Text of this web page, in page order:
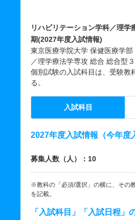
リハビリテーション学科／理学
期(2027年度入試情報)
東京医療学院大学 保健医療学
／理学療法学専攻 総合 総合型
個別試験の入試科目は、受験教
る。
入試科目
2027年度入試情報（今年度
募集人数（人）：10
※教科の「必須/選択」の横に、その
を記載。
「入試科目」「入試日程」